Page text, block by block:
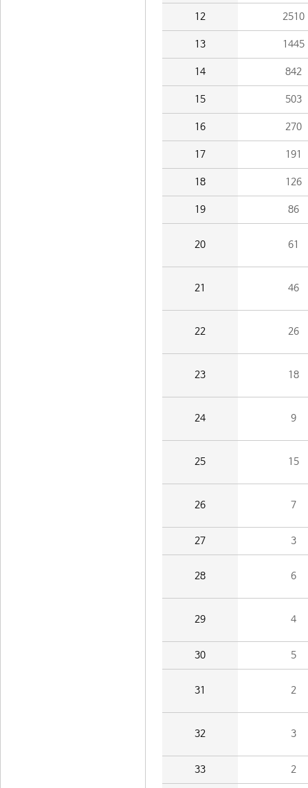
12 2510
13 1445
14 842
15 503
16 270
17 191
18 126
19 86
20 61
21 46
22 26
23 18
24 9
25 15
26 7
27 3
28 6
29 4
30 5
31 2
32 3
33 2